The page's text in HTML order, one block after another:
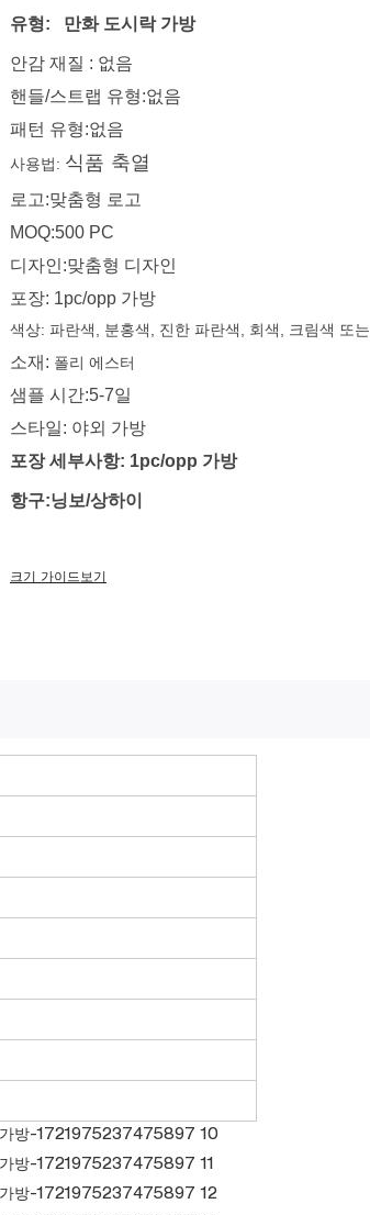
유형: 만화 도시락 가방
안감 재질 : 없음
핸들/스트랩 유형:없음
패턴 유형:없음
사용법: 식품 축열
로고:맞춤형 로고
MOQ:500 PC
디자인:맞춤형 디자인
포장: 1pc/opp 가방
색상: 파란색, 분홍색, 진한 파란색, 회색, 크림색 또
소재: 폴리 에스터
샘플 시간:5-7일
스타일: 야외 가방
포장 세부사항: 1pc/opp 가방
항구:닝보/상하이
크기 가이드보기